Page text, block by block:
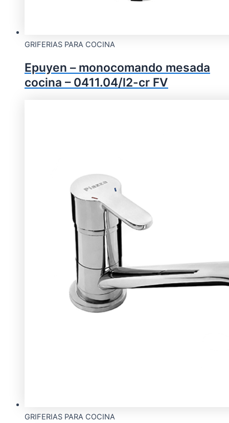
GRIFERIAS PARA COCINA
Epuyen – monocomando mesada
cocina – 0411.04/l2-cr FV
GRIFERIAS PARA COCINA